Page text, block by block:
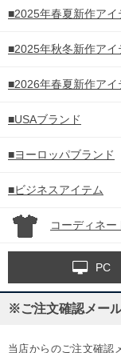
■2025年春夏新作アイ
■2025年秋冬新作アイ
■2026年春夏新作アイ
■USAブランド
■ヨーロッパブランド
■ビジネスアイテム
コーディネー
PC
※ご注文確認メー
当店からのご注文確認